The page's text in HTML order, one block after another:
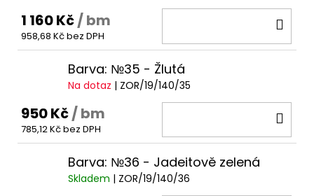
1 160 Kč/ bm
958,68 Kč bez DPH
Barva: №35 - Žlutá
Na dotaz | ZOR/19/140/35
950 Kč/ bm
785,12 Kč bez DPH
Barva: №36 - Jadeitově zelená
Skladem | ZOR/19/140/36